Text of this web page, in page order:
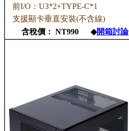
前I/O：U3*2+TYPE-C*1
支援顯卡垂直安裝(不含線)
含稅價： NT990 ◆開箱討論